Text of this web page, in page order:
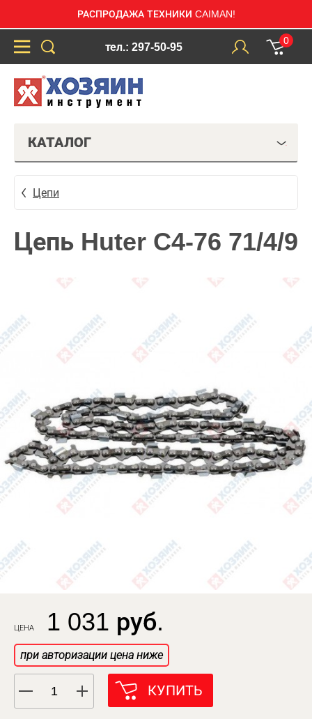
РАСПРОДАЖА ТЕХНИКИ CAIMAN!
тел.: 297-50-95
0
КАТАЛОГ
Цепи
Цепь Huter C4-76 71/4/9
ЦЕНА 1 031 руб.
при авторизации цена ниже
КУПИТЬ